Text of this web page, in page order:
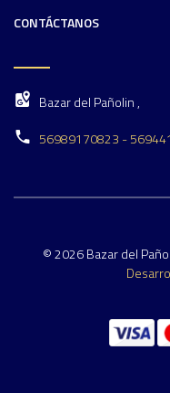
CONTÁCTANOS
Bazar del Pañolin ,
56989170823 -
© 2026 Bazar del